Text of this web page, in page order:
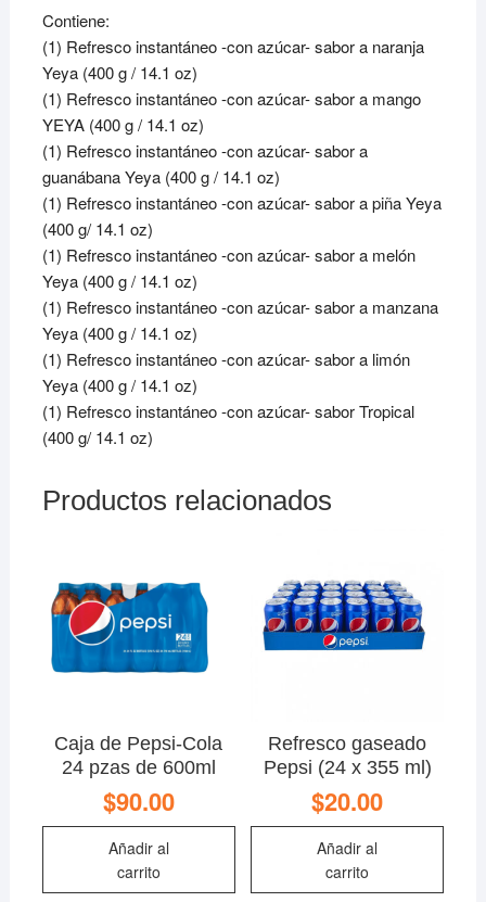
Contiene:
(1) Refresco instantáneo -con azúcar- sabor a naranja
Yeya (400 g / 14.1 oz)
(1) Refresco instantáneo -con azúcar- sabor a mango
YEYA (400 g / 14.1 oz)
(1) Refresco instantáneo -con azúcar- sabor a
guanábana Yeya (400 g / 14.1 oz)
(1) Refresco instantáneo -con azúcar- sabor a piña Yeya
(400 g/ 14.1 oz)
(1) Refresco instantáneo -con azúcar- sabor a melón
Yeya (400 g / 14.1 oz)
(1) Refresco instantáneo -con azúcar- sabor a manzana
Yeya (400 g / 14.1 oz)
(1) Refresco instantáneo -con azúcar- sabor a limón
Yeya (400 g / 14.1 oz)
(1) Refresco instantáneo -con azúcar- sabor Tropical
(400 g/ 14.1 oz)
Productos relacionados
Caja de Pepsi-Cola
24 pzas de 600ml
$90.00
Añadir al
carrito
Refresco gaseado
Pepsi (24 x 355 ml)
$20.00
Añadir al
carrito